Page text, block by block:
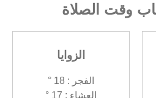
وقت الصلاة
الزوايا
الفجر : 18 °
العشاء : 17 °